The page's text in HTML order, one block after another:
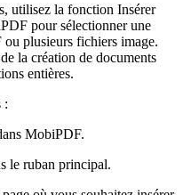
utilisez la fonction Insérer
pour sélectionner une
ou plusieurs fichiers image.
la création de documents
entières.
:
MobiPDF.
le ruban principal.